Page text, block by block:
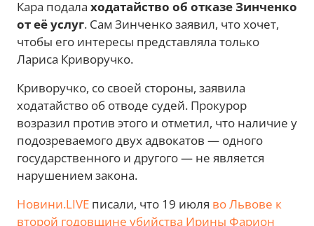
Кара подала ходатайство об отказе Зинченко
от её услуг. Сам Зинченко заявил, что хочет,
чтобы его интересы представляла только
Лариса Криворучко.
Криворучко, со своей стороны, заявила
ходатайство об отводе судей. Прокурор
возразил против этого и отметил, что наличие у
подозреваемого двух адвокатов — одного
государственного и другого — не является
нарушением закона.
Новини.LIVE писали, что 19 июля во Львове к
второй годовщине убийства Ирины Фарион